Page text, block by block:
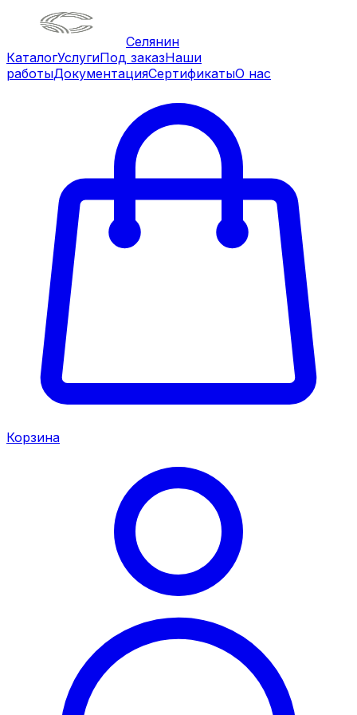
Селянин
КаталогУслугиПод заказНаши
работыДокументацияСертификатыО нас
Корзина